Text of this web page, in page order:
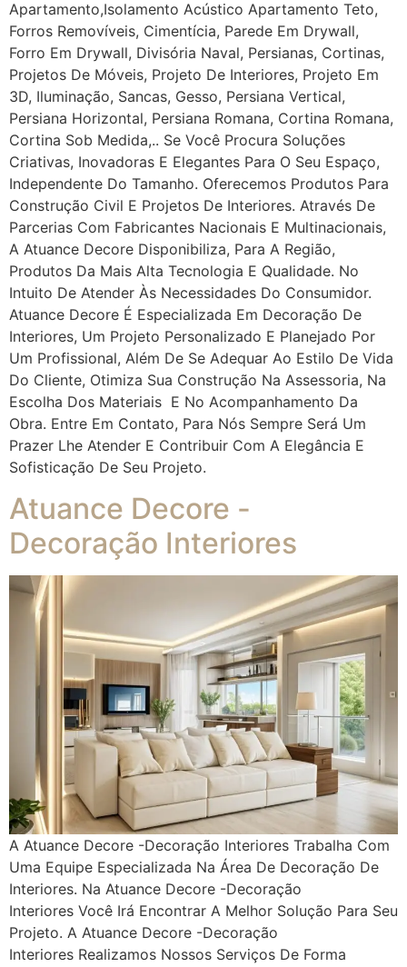
Apartamento,Isolamento Acústico Apartamento Teto,
Forros Removíveis, Cimentícia, Parede Em Drywall,
Forro Em Drywall, Divisória Naval, Persianas, Cortinas,
Projetos De Móveis, Projeto De Interiores, Projeto Em
3D, Iluminação, Sancas, Gesso, Persiana Vertical,
Persiana Horizontal, Persiana Romana, Cortina Romana,
Cortina Sob Medida,.. Se Você Procura Soluções
Criativas, Inovadoras E Elegantes Para O Seu Espaço,
Independente Do Tamanho. Oferecemos Produtos Para
Construção Civil E Projetos De Interiores. Através De
Parcerias Com Fabricantes Nacionais E Multinacionais,
A Atuance Decore Disponibiliza, Para A Região,
Produtos Da Mais Alta Tecnologia E Qualidade. No
Intuito De Atender Às Necessidades Do Consumidor.
Atuance Decore É Especializada Em Decoração De
Interiores, Um Projeto Personalizado E Planejado Por
Um Profissional, Além De Se Adequar Ao Estilo De Vida
Do Cliente, Otimiza Sua Construção Na Assessoria, Na
Escolha Dos Materiais E No Acompanhamento Da
Obra. Entre Em Contato, Para Nós Sempre Será Um
Prazer Lhe Atender E Contribuir Com A Elegância E
Sofisticação De Seu Projeto.
Atuance Decore -
Decoração Interiores
A Atuance Decore -Decoração Interiores Trabalha Com
Uma Equipe Especializada Na Área De Decoração De
Interiores. Na Atuance Decore -Decoração
Interiores Você Irá Encontrar A Melhor Solução Para Seu
Projeto. A Atuance Decore -Decoração
Interiores Realizamos Nossos Serviços De Forma